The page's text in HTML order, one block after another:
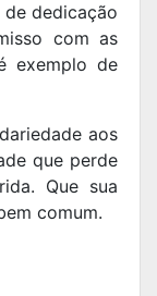
de dedicação
com as
exemplo de
aos
que perde
Que sua
comum.